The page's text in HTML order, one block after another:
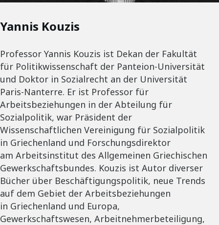
Yannis Kouzis
Professor Yannis Kouzis ist Dekan der Fakultät
für Politikwissenschaft der Panteion-Universität
und Doktor in Sozialrecht an der Universität
Paris-Nanterre. Er ist Professor für
Arbeitsbeziehungen in der Abteilung für
Sozialpolitik, war Präsident der
Wissenschaftlichen Vereinigung für Sozialpolitik
in Griechenland und Forschungsdirektor
am Arbeitsinstitut des Allgemeinen Griechischen
Gewerkschaftsbundes. Kouzis ist Autor diverser
Bücher über Beschäftigungspolitik, neue Trends
auf dem Gebiet der Arbeitsbeziehungen
in Griechenland und Europa,
Gewerkschaftswesen, Arbeitnehmerbeteiligung,